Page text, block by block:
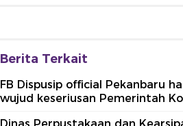
Berita Terkait
FB Dispusip official Pekanbaru
wujud keseriusan Pemerintah